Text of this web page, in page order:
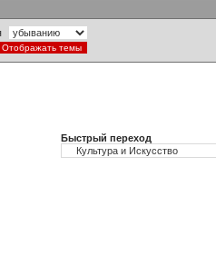
Быстрый переход